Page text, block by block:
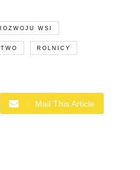
WSI
ROLNICY
Mail This Article